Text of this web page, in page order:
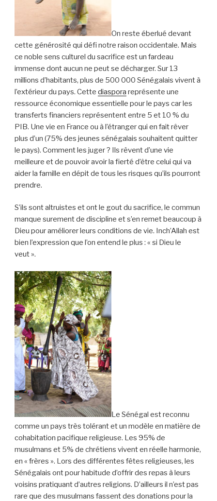
On reste éberlué devant
cette générosité qui défi notre raison occidentale. Mais
ce noble sens culturel du sacrifice est un fardeau
immense dont aucun ne peut se décharger. Sur 13
millions d’habitants, plus de 500 000 Sénégalais vivent à
l’extérieur du pays. Cette diaspora représente une
ressource économique essentielle pour le pays car les
transferts financiers représentent entre 5 et 10 % du
PIB. Une vie en France ou à l’étranger qui en fait rêver
plus d’un (75% des jeunes sénégalais souhaitent quitter
le pays). Comment les juger ? Ils rêvent d’une vie
meilleure et de pouvoir avoir la fierté d’être celui qui va
aider la famille en dépit de tous les risques qu’ils pourront
prendre.
S’ils sont altruistes et ont le gout du sacrifice, le commun
manque surement de discipline et s’en remet beaucoup à
Dieu pour améliorer leurs conditions de vie. Inch’Allah est
bien l’expression que l’on entend le plus : « si Dieu le
veut ».
Le Sénégal est reconnu
comme un pays très tolérant et un modèle en matière de
cohabitation pacifique religieuse. Les 95% de
musulmans et 5% de chrétiens vivent en réelle harmonie,
en « frères ». Lors des différentes fêtes religieuses, les
Sénégalais ont pour habitude d’offrir des repas à leurs
voisins pratiquant d’autres religions. D’ailleurs il n’est pas
rare que des musulmans fassent des donations pour la